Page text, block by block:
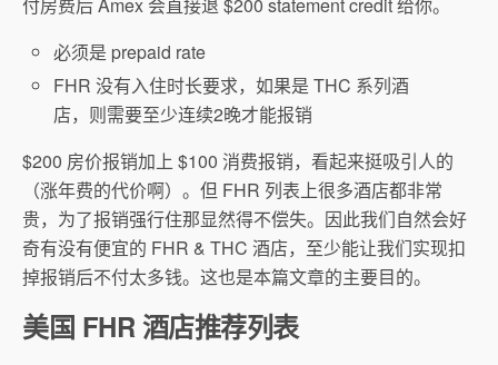
必须是 prepaid rate
FHR 没有入住时长要求，如果是 THC 系列酒
店，则需要至少连续2晚才能报销
$200 房价报销加上 $100 消费报销，看起来挺吸引人的
（涨年费的代价啊）。但 FHR 列表上很多酒店都非常
贵，为了报销强行住那显然得不偿失。因此我们自然会好
奇有没有便宜的 FHR & THC 酒店，至少能让我们实现扣
掉报销后不付太多钱。这也是本篇文章的主要目的。
美国 FHR 酒店推荐列表